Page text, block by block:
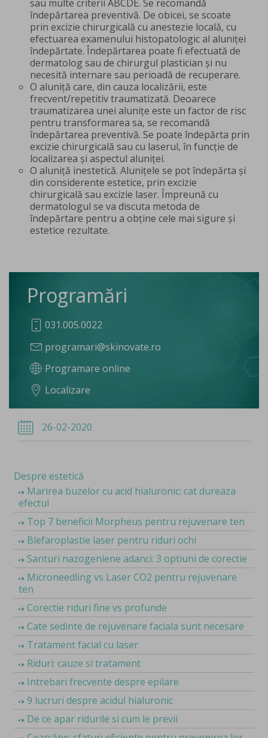
sau multe criterii ABCDE. Se recomandă
îndepărtarea preventivă. De obicei, se scoate
prin excizie chirurgicală cu anestezie locală, cu
efectuarea examenului histopatologic al aluniței
îndepărtate. Îndepărtarea poate fi efectuată de
dermatolog sau de chirurgul plastician și nu
necesită internare sau perioadă de recuperare.
O aluniță care, din cauza localizării, este
frecvent/repetitiv traumatizată. Deoarece
traumatizarea unei alunițe este un factor de risc
pentru transformarea sa, se recomandă
îndepărtarea preventivă. Se poate îndepărta prin
excizie chirurgicală sau cu laserul, în funcție de
localizarea și aspectul aluniței.
O aluniță inestetică. Alunițele se pot îndepărta și
din considerente estetice, prin excizie
chirurgicală sau excizie laser. Împreună cu
dermatologul se va discuta metoda de
îndepărtare pentru a obține cele mai sigure și
estetice rezultate.
Programări
031.005.0022
programari@skinovate.ro
Programare online
Localizare
26-02-2020
Despre estetică
Marirea buzelor cu acid hialuronic: cat dureaza
efectul
Top 7 beneficii Morpheus pentru rejuvenare ten
Blefaroplastie laser pentru riduri ochi
Santuri nazogeniene adanci: 3 optiuni de corectie
Microneedling vs Laser CO2 pentru rejuvenare
ten
Corectie riduri fine vs profunde
Cate sedinte de rejuvenare faciala sunt necesare
Tratament facial cu laser
Riduri: cauze si tratament
Intrebari frecvente despre epilare
9 lucruri despre acidul hialuronic
De ce apar ridurile si cum le previi